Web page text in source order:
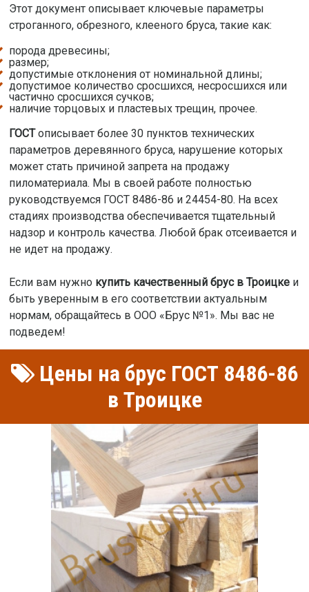
Этот документ описывает ключевые параметры
строганного, обрезного, клееного бруса, такие как:
порода древесины;
размер;
допустимые отклонения от номинальной длины;
допустимое количество сросшихся, несросшихся или
частично сросшихся сучков;
наличие торцовых и пластевых трещин, прочее.
ГОСТописывает более 30 пунктов технических
параметров деревянного бруса, нарушение которых
может стать причиной запрета на продажу
пиломатериала. Мы в своей работе полностью
руководствуемся ГОСТ 8486-86 и 24454-80. На всех
стадиях производства обеспечивается тщательный
надзор и контроль качества. Любой брак отсеивается и
не идет на продажу.
Если вам нужно купить качественный брус в Троицкеи
быть уверенным в его соответствии актуальным
нормам, обращайтесь в ООО «Брус №1». Мы вас не
подведем!
Цены на брус ГОСТ 8486-86
в Троицке